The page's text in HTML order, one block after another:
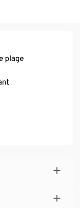
plage
de bain mouillés